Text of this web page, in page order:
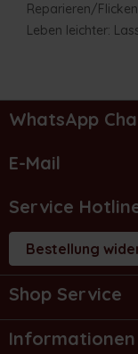
Reparieren/
Leben leichter:
WhatsApp
E-Mail
Service
Bestellung
Shop Service
Informationen